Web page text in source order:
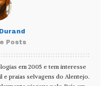
Posts
em 2005 e tem interesse
e praias selvagens do Alentejo.